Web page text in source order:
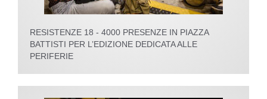
RESISTENZE 18 - 4000 PRESENZE IN PIAZZA
BATTISTI PER L’EDIZIONE DEDICATA ALLE
PERIFERIE